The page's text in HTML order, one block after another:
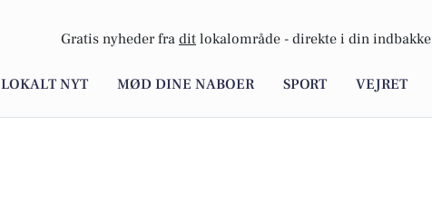
Gratis nyheder fra dit lokalområde - direkte i din indbakke
LOKALT NYT MØD DINE NABOER SPORT VEJRET